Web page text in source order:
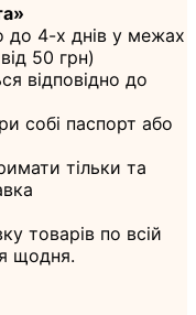
до 4-х днів у межах
50 грн)
відповідно до
собі паспорт або
тільки та
товарів по всій
щодня.